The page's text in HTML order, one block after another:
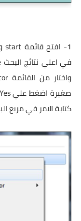
كتابة الامر في مربع